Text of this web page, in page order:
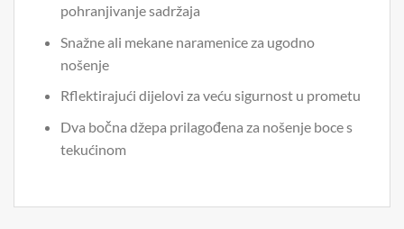
pohranjivanje sadržaja
Snažne ali mekane naramenice za ugodno
nošenje
Rflektirajući dijelovi za veću sigurnost u prometu
Dva bočna džepa prilagođena za nošenje boce s
tekućinom